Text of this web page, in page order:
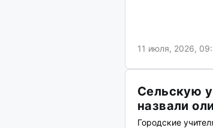
11 июля, 2026,
Сельскую
назвали
Городские